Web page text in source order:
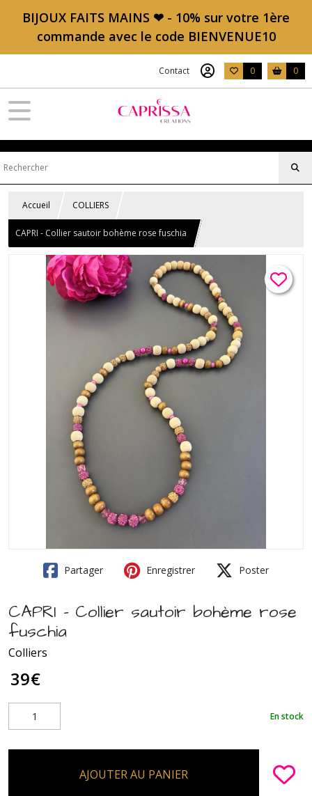
BIJOUX FAITS MAINS ❤ - 10% sur votre 1ère
commande avec le code BIENVENUE10
Contact 0 0
Accueil COLLIERS
CAPRI - Collier sautoir bohème rose fuschia
Partager Enregistrer Poster
CAPRI - Collier sautoir bohème rose
fuschia
Colliers
39€
En stock
AJOUTER AU PANIER